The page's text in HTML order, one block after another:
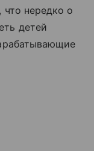
нередко о
детей